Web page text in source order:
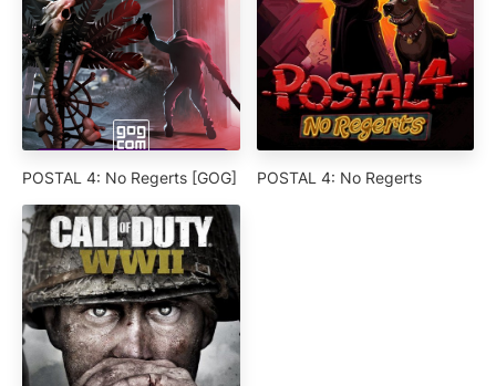
POSTAL 4: No Regerts [GOG] POSTAL 4: No Regerts